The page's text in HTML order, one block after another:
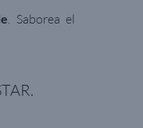
. Saborea el